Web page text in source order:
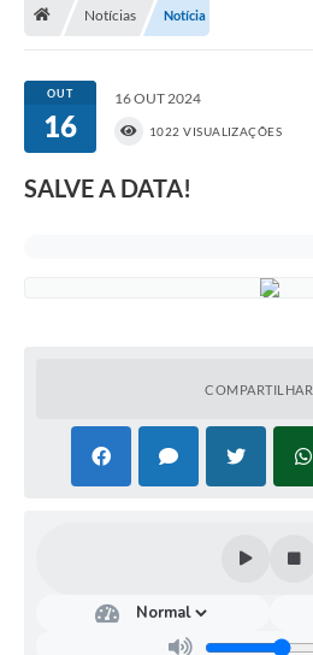
Notícias Notícia
OUT
16
16 OUT 2024
1022 VISUALIZAÇÕES
SALVE A DATA!
COMPARTILHAR